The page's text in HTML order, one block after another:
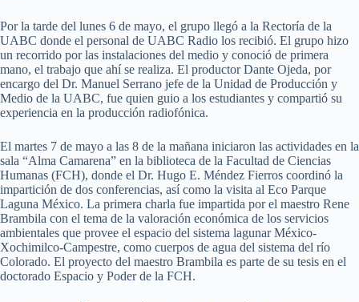
Por la tarde del lunes 6 de mayo, el grupo llegó a la Rectoría de la
UABC donde el personal de UABC Radio los recibió. El grupo hizo
un recorrido por las instalaciones del medio y conoció de primera
mano, el trabajo que ahí se realiza. El productor Dante Ojeda, por
encargo del Dr. Manuel Serrano jefe de la Unidad de Producción y
Medio de la UABC, fue quien guio a los estudiantes y compartió su
experiencia en la producción radiofónica.
El martes 7 de mayo a las 8 de la mañana iniciaron las actividades en la
sala “Alma Camarena” en la biblioteca de la Facultad de Ciencias
Humanas (FCH), donde el Dr. Hugo E. Méndez Fierros coordinó la
impartición de dos conferencias, así como la visita al Eco Parque
Laguna México. La primera charla fue impartida por el maestro Rene
Brambila con el tema de la valoración económica de los servicios
ambientales que provee el espacio del sistema lagunar México-
Xochimilco-Campestre, como cuerpos de agua del sistema del río
Colorado. El proyecto del maestro Brambila es parte de su tesis en el
doctorado Espacio y Poder de la FCH.